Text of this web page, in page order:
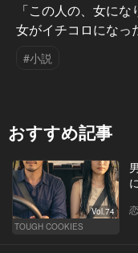
「この人の、女に
女がイチコロになっ
#小説
おすすめ記事
Vol.74
TOUGH COOKIES